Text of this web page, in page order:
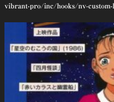
ー
ョ
vibrant-pro/inc/hooks/nv-custom-